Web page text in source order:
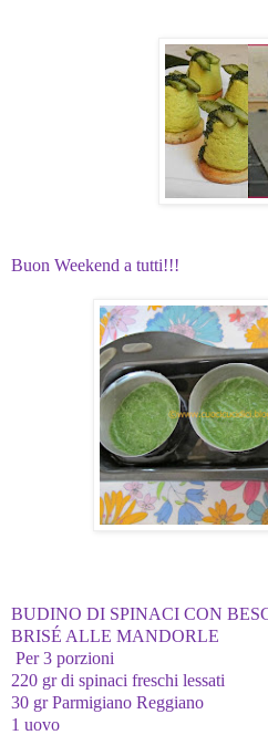
Buon Weekend a tutti!!!
BUDINO DI SPINACI CON
BRISÉ ALLE MANDORLE
Per 3 porzioni
220 gr di spinaci freschi lessati
30 gr Parmigiano Reggiano
1 uovo